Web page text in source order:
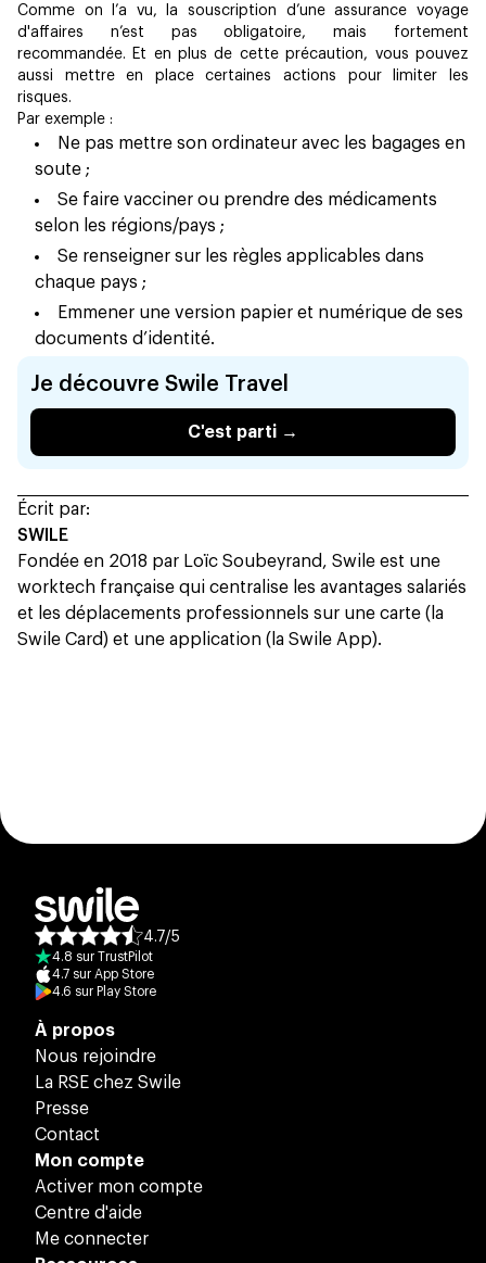
Comme on l’a vu, la souscription d’une assurance voyage
d'affaires n’est pas obligatoire, mais fortement
recommandée. Et en plus de cette précaution, vous pouvez
aussi mettre en place certaines actions pour limiter les
risques.
Par exemple :
Ne pas mettre son ordinateur avec les bagages en
soute ;
Se faire vacciner ou prendre des médicaments
selon les régions/pays ;
Se renseigner sur les règles applicables dans
chaque pays ;
Emmener une version papier et numérique de ses
documents d’identité.
Je découvre Swile Travel
C'est parti →
Écrit par:
SWILE
Fondée en 2018 par Loïc Soubeyrand, Swile est une
worktech française qui centralise les avantages salariés
et les déplacements professionnels sur une carte (la
Swile Card) et une application (la Swile App).
Note moyenne des avis :
4.7/5
4.8 sur TrustPilot
4.7 sur App Store
4.6 sur Play Store
À propos
Nous rejoindre
La RSE chez Swile
Presse
Contact
Mon compte
Activer mon compte
Centre d'aide
Me connecter